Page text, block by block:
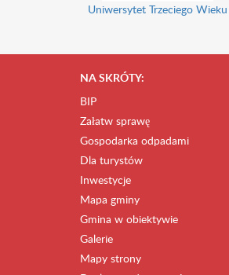
Uniwersytet Trzeciego Wieku
NA SKRÓTY:
BIP
Załatw sprawę
Gospodarka odpadami
Dla turystów
Inwestycje
Mapa gminy
Gmina w obiektywie
Galerie
Mapy strony